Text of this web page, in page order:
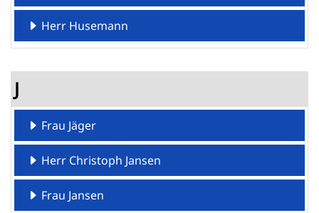
Herr Husemann
J
Frau Jäger
Herr Christoph Jansen
Frau Jansen